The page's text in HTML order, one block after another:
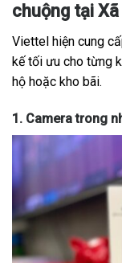
chuộng tại
Viettel hiện cung
kế tối ưu cho từng
hộ hoặc kho bãi.
1. Camera trong